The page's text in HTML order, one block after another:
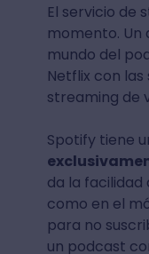
El servicio de
momento.
mundo del
Netflix con
streaming de
Spotify tiene
da la facilidad
como en el
para no
un podcast